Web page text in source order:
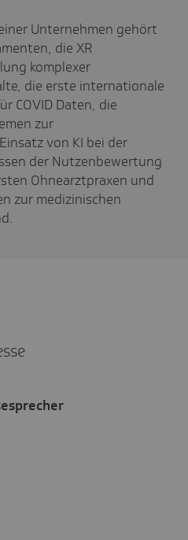
Unternehmen gehört
die XR
komplexer
die erste internationale
COVID Daten, die
zur
von KI bei der
der Nutzenbewertung
Ohnearztpraxen und
zur medizinischen